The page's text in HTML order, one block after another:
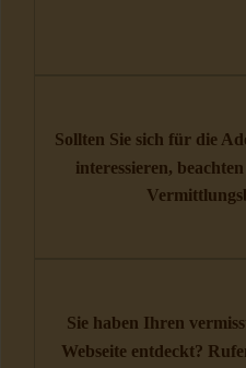
Sollten Sie sich für die
interessieren,
Sie haben Ihren
Webseite entdeckt?